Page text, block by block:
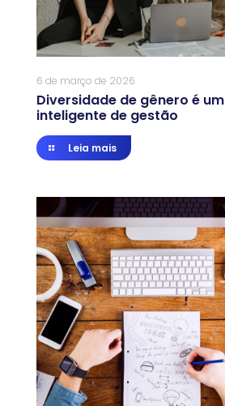
6 de março de 2026
Diversidade de gênero é
inteligente de gestão
Leia mais